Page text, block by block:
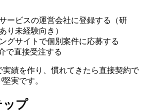
ービスの運営会社に登録する（研
り未経験向き）
グサイトで個別案件に応募する
で直接受注する
実績を作り、慣れてきたら直接契約で
実です。
ップ